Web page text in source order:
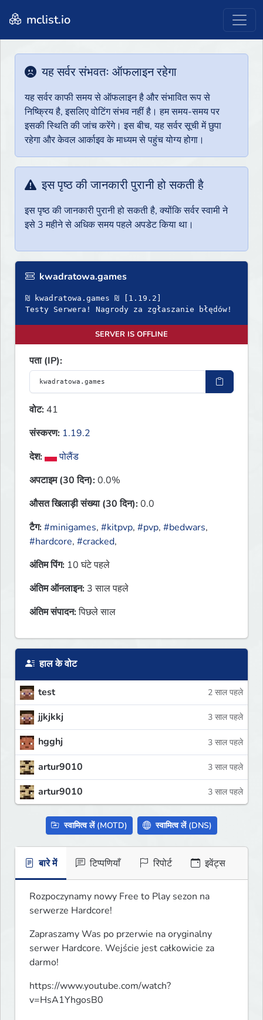
mclist.io
यह सर्वर संभवतः ऑफलाइन रहेगा
यह सर्वर काफी समय से ऑफलाइन है और संभावित रूप से
निष्क्रिय है, इसलिए वोटिंग संभव नहीं है। हम समय-समय पर
इसकी स्थिति की जांच करेंगे। इस बीच, यह सर्वर सूची में छुपा
रहेगा और केवल आर्काइव के माध्यम से पहुंच योग्य होगा।
इस पृष्ठ की जानकारी पुरानी हो सकती है
इस पृष्ठ की जानकारी पुरानी हो सकती है, क्योंकि सर्वर स्वामी ने
इसे 3 महीने से अधिक समय पहले अपडेट किया था।
kwadratowa.games
₪ kwadratowa.games ₪ [1.19.2]
Testy Serwera! Nagrody za zgłaszanie błędów!
SERVER IS OFFLINE
पता (IP):
वोट: 41
संस्करण: 1.19.2
देश:
पोलैंड
अपटाइम (30 दिन):0.0%
औसत खिलाड़ी संख्या (30 दिन):0.0
टैग:#minigames, #kitpvp, #pvp, #bedwars,
#hardcore, #cracked,
अंतिम पिंग: 10 घंटे पहले
अंतिम ऑनलाइन: 3 साल पहले
अंतिम संपादन:पिछले साल
हाल के वोट
test 2 साल पहले
jjkjkkj 3 साल पहले
hgghj 3 साल पहले
artur9010 3 साल पहले
artur9010 3 साल पहले
स्वामित्व लें (MOTD) स्वामित्व लें (DNS)
बारे में टिप्पणियाँ रिपोर्ट इवेंट्स
Rozpoczynamy nowy Free to Play sezon na
serwerze Hardcore!
Zapraszamy Was po przerwie na oryginalny
serwer Hardcore. Wejście jest całkowicie za
darmo!
https://www.youtube.com/watch?
v=HsA1YhgosB0